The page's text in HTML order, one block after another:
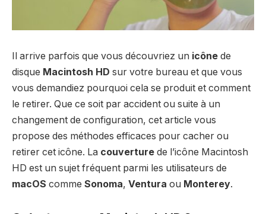
Il arrive parfois que vous découvriez un icône de
disque Macintosh HD sur votre bureau et que vous
vous demandiez pourquoi cela se produit et comment
le retirer. Que ce soit par accident ou suite à un
changement de configuration, cet article vous
propose des méthodes efficaces pour cacher ou
retirer cet icône. La couverture de l’icône Macintosh
HD est un sujet fréquent parmi les utilisateurs de
macOS comme Sonoma, Ventura ou Monterey.